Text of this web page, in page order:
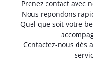
Prenez contact avec
Nous répondons
Quel que soit votre
Contactez-nous dès